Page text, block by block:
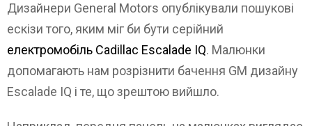
Дизайнери General Motors опублікували пошукові
ескізи того, яким міг би бути серійний
електромобіль Cadillac Escalade IQ. Малюнки
допомагають нам розрізнити бачення GM дизайну
Escalade IQ і те, що зрештою вийшло.